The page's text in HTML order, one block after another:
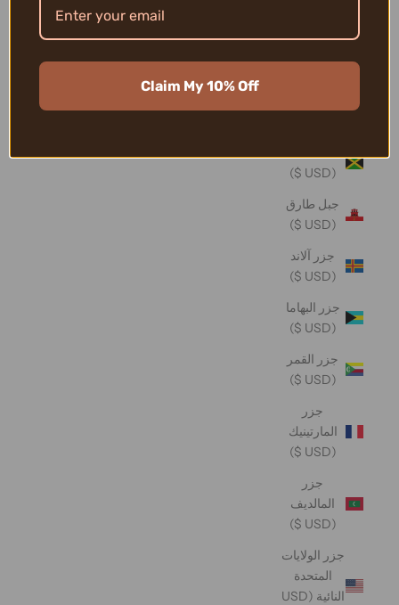
(USD $)
جبل طارق
(USD $)
جزر آلاند
(USD $)
جزر البهاما
(USD $)
جزر القمر
(USD $)
جزر
المارتينيك
(USD $)
جزر
المالديف
(USD $)
جزر الولايات
المتحدة
النائية (USD
Claim My 10% Off